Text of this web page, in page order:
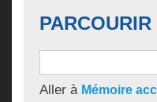
Aller à Mémoire